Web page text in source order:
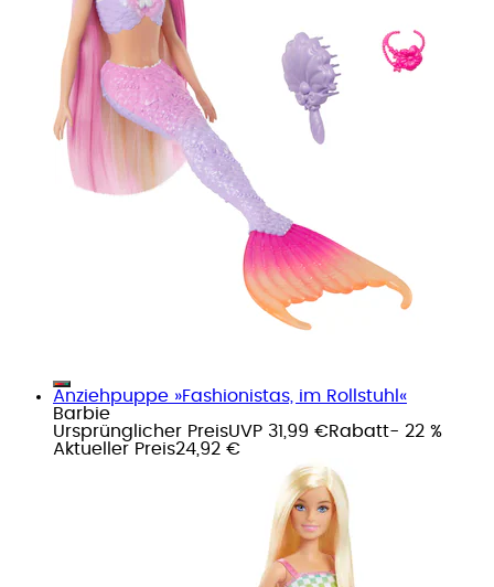
Anziehpuppe »Fashionistas, im Rollstuhl«
Barbie
Ursprünglicher PreisUVP 31,99 €Rabatt- 22 %
Aktueller Preis24,92 €